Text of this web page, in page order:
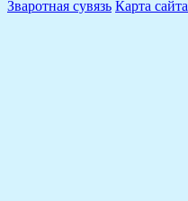
Зваротная сувязь Карта сайта